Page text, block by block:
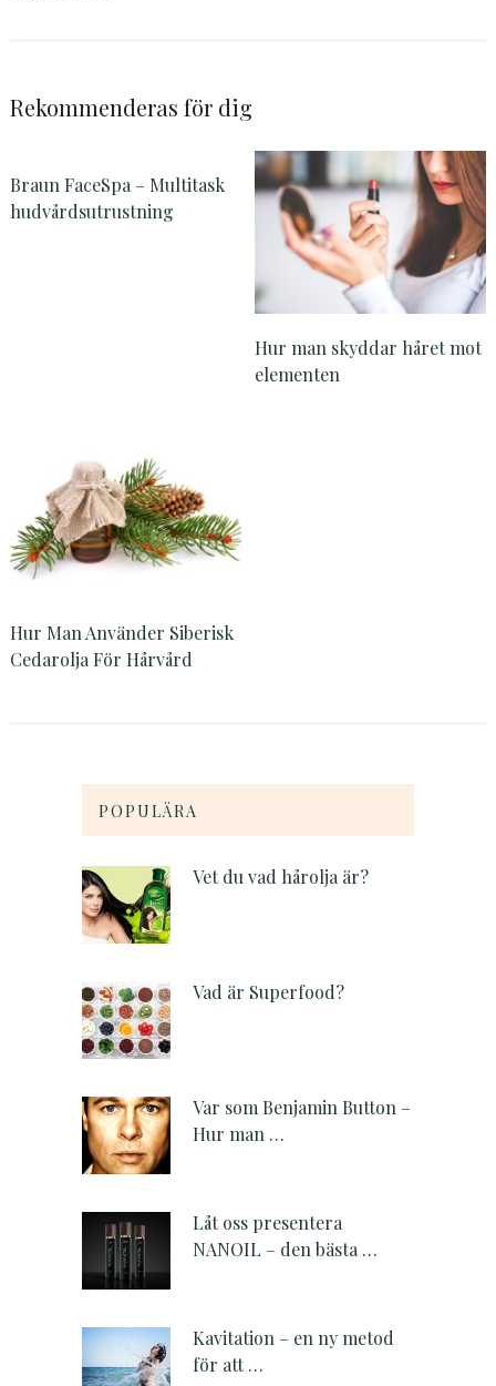
Rekommenderas för dig
Braun FaceSpa – Multitask
hudvårdsutrustning
Hur man skyddar håret mot
elementen
Hur Man Använder Siberisk
Cedarolja För Hårvård
POPULÄRA
Vet du vad hårolja är?
Vad är Superfood?
Var som Benjamin Button –
Hur man …
Låt oss presentera
NANOIL – den bästa …
Kavitation – en ny metod
för att …